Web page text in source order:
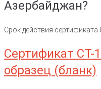
Азербайджан?
Срок действия
Сертификат СТ-
образец (бланк)